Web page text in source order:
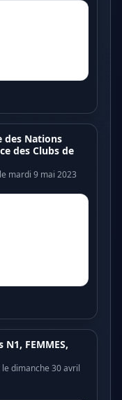
des Nations
des Clubs de
mardi 9 mai 2023
FEMMES,
dimanche 30 avril